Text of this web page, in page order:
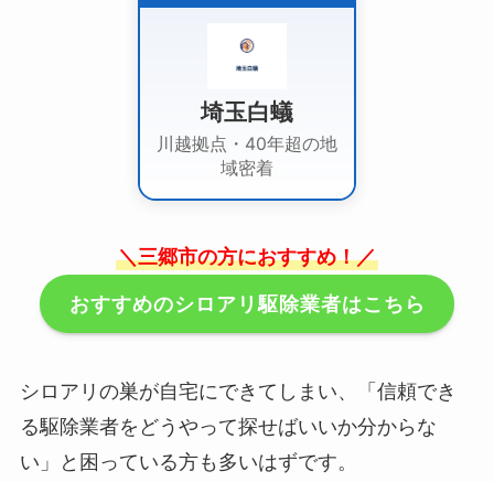
埼玉白蟻
川越拠点・40年超の地
域密着
＼三郷市の方におすすめ！／
おすすめのシロアリ駆除業者はこちら
シロアリの巣が自宅にできてしまい、「信頼でき
る駆除業者をどうやって探せばいいか分からな
い」と困っている方も多いはずです。